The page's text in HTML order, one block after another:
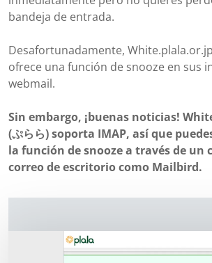
bandeja de entrada.
Desafortunadamente,
ofrece una función de snooze en sus
webmail.
Sin embargo, ¡buenas noticias!
(ぷらら) soporta IMAP, así que
la función de snooze a través de un
correo de escritorio como Mailbird.